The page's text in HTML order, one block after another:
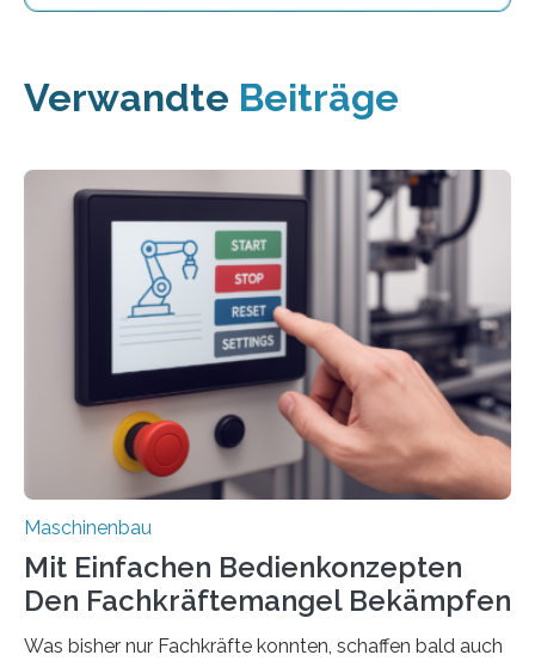
Verwandte Beiträge
Maschinenbau
Mit Einfachen Bedienkonzepten
Den Fachkräftemangel Bekämpfen
Was bisher nur Fachkräfte konnten, schaffen bald auch